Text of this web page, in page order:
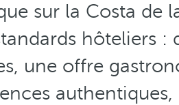
sur la Costa de
hôteliers
une offre